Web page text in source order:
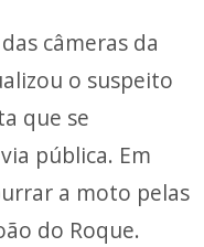
câmeras da
o suspeito
que se
pública. Em
a moto pelas
do Roque.